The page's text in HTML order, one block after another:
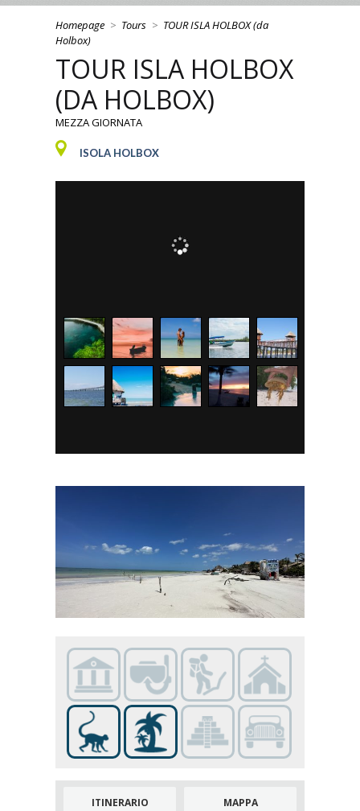
Homepage > Tours > TOUR ISLA HOLBOX (da
Holbox)
TOUR ISLA HOLBOX
(DA HOLBOX)
MEZZA GIORNATA
ISOLA HOLBOX
ITINERARIO MAPPA